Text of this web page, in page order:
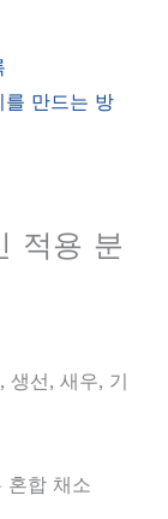
를 만드는 방
적용 분
선, 새우, 기
혼합 채소